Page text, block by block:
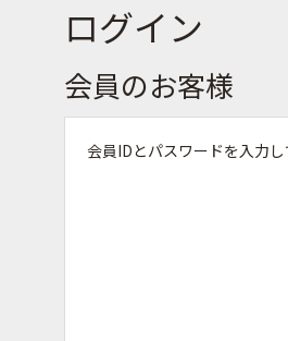
ログイン
会員のお客様
会員IDとパスワードを入力し